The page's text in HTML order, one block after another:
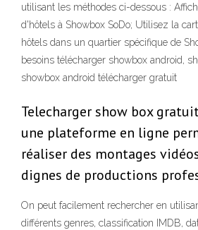
utilisant les méthodes ci-dessous :
d'hôtels à Showbox SoDo; Utilisez la
hôtels dans un quartier spécifique de
besoins télécharger showbox android,
showbox android télécharger gratuit
Telecharger show box
une plateforme en ligne
réaliser des montages
dignes de productions
On peut facilement rechercher en
différents genres, classification IMDB,